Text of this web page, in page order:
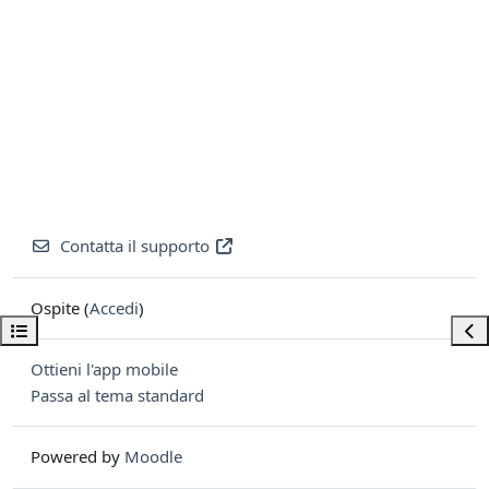
Apri indice del corso
Contatta il supporto
Ospite (Accedi)
Ottieni l'app mobile
Passa al tema standard
Powered by Moodle